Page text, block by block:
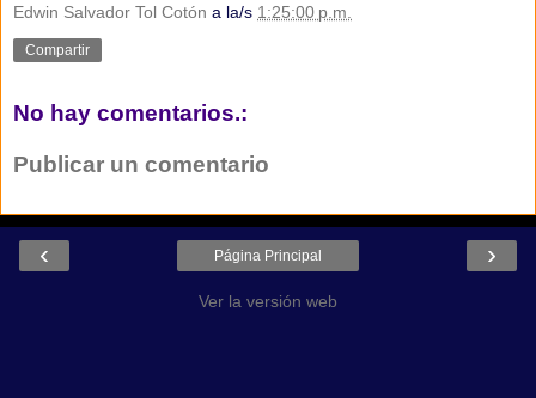
Edwin Salvador Tol Cotón a la/s 1:25:00 p.m.
Compartir
No hay comentarios.:
Publicar un comentario
‹ ›
Página Principal
Ver la versión web